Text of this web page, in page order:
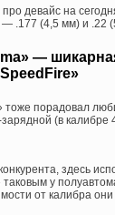
про девайс на
.177 (4,5 мм) и .22
—
тоже порадовал
(в
конкурента, здесь
у
от калибра